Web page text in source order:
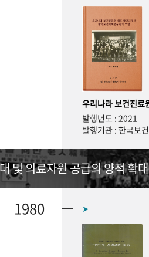
우리나라 보건진료
발행년도 : 2021
발행기관 : 한국보
및 의료자원 공급의 양적 확대
1980 ➤